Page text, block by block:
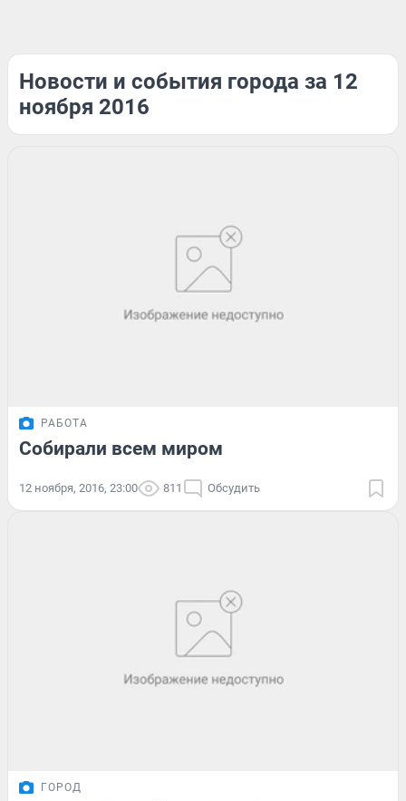
Новости и события города за 12
ноября 2016
РАБОТА
Собирали всем миром
12 ноября, 2016, 23:00 811 Обсудить
ГОРОД